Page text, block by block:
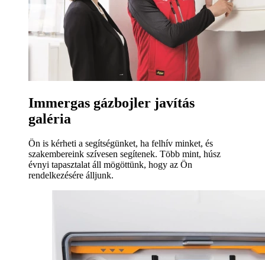
Immergas gázbojler javítás
galéria
Ön is kérheti a segítségünket, ha felhív minket, és
szakembereink szívesen segítenek. Több mint, húsz
évnyi tapasztalat áll mögöttünk, hogy az Ön
rendelkezésére álljunk.